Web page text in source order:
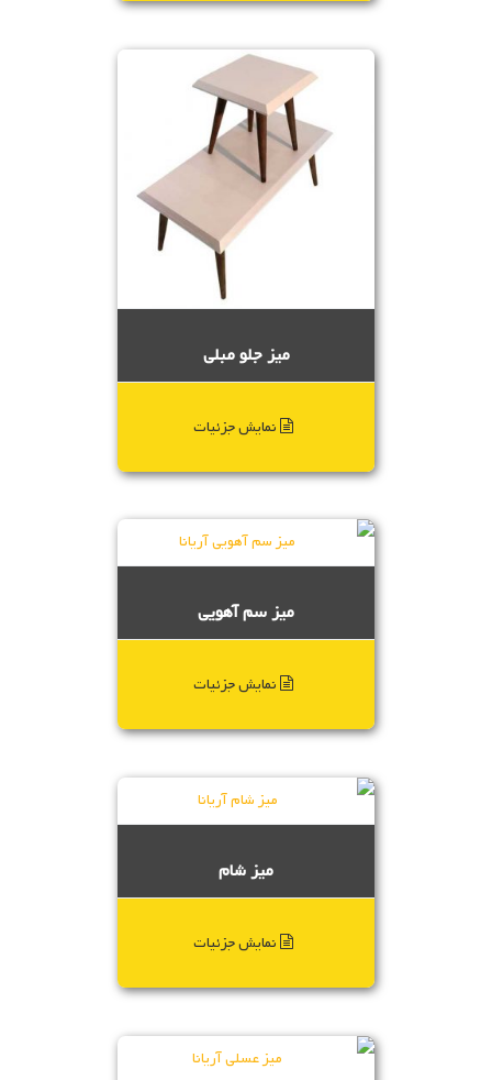
میز جلو مبلی
نمایش جزئیات
میز سم آهویی
نمایش جزئیات
میز شام
نمایش جزئیات